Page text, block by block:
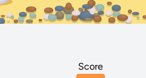
Score